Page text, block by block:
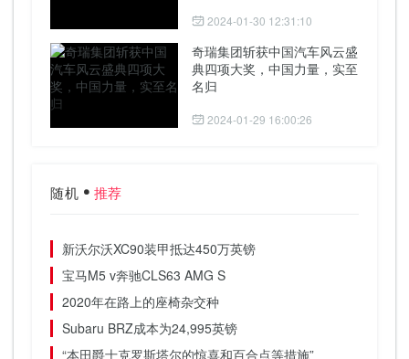
2024-01-30 12:31:10
奇瑞集团斩获中国汽车风云盛
典四项大奖，中国力量，实至
名归
2024-01-29 16:00:26
随机 推荐
新沃尔沃XC90装甲抵达450万英镑
宝马M5 v奔驰CLS63 AMG S
2020年在路上的座椅杂交种
Subaru BRZ成本为24,995英镑
“本田爵士克罗斯塔尔的惊喜和百合点等措施”